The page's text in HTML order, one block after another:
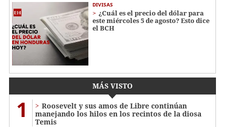
DIVISAS
¿Cuál es el precio del dólar para
este miércoles 5 de agosto? Esto dice
el BCH
MÁS VISTO
1
Roosevelt y sus amos de Libre continúan
manejando los hilos en los recintos de la diosa
Temis